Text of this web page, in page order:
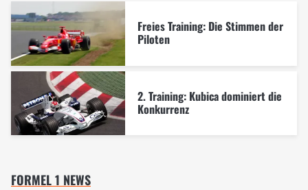
Freies Training: Die Stimmen der
Piloten
2. Training: Kubica dominiert die
Konkurrenz
FORMEL 1 NEWS